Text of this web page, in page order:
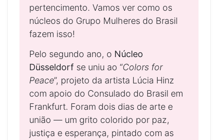
pertencimento. Vamos ver como os
núcleos do Grupo Mulheres do Brasil
fazem isso!
Pelo segundo ano, o Núcleo
Düsseldorf se uniu ao “Colors for
Peace”, projeto da artista Lúcia Hinz
com apoio do Consulado do Brasil em
Frankfurt. Foram dois dias de arte e
união — um grito colorido por paz,
justiça e esperança, pintado com as